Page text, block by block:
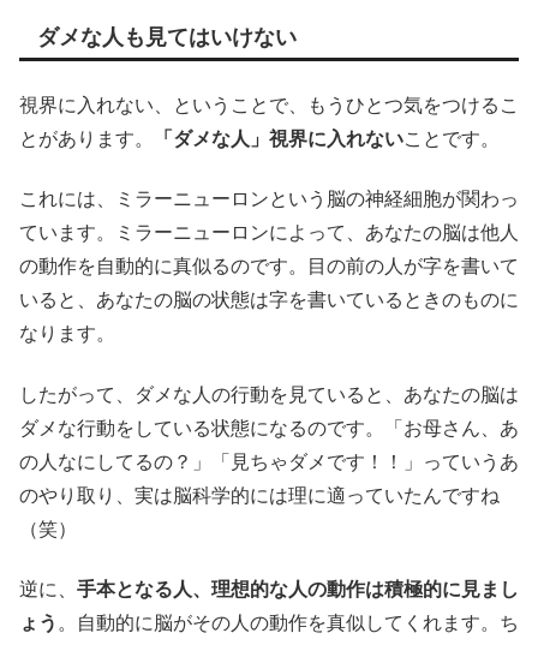
ダメな人も見てはいけない
視界に入れない、ということで、もうひとつ気をつけるこ
とがあります。
「ダメな人」視界に入れないことです。
これには、ミラーニューロンという脳の神経細胞が関わっ
ています。ミラーニューロンによって、あなたの脳は他人
の動作を自動的に真似るのです。目の前の人が字を書いて
いると、あなたの脳の状態は字を書いているときのものに
なります。
したがって、ダメな人の行動を見ていると、あなたの脳は
ダメな行動をしている状態になるのです。「お母さん、あ
の人なにしてるの？」「見ちゃダメです！！」っていうあ
のやり取り、実は脳科学的には理に適っていたんですね
（笑）
逆に、 手本となる人、理想的な人の動作は積極的に見まし
ょう 。自動的に脳がその人の動作を真似してくれます。ち